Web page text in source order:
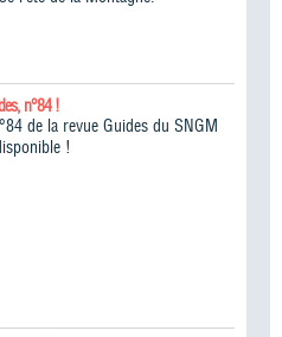
n°84 !
de la revue Guides du SNGM
!